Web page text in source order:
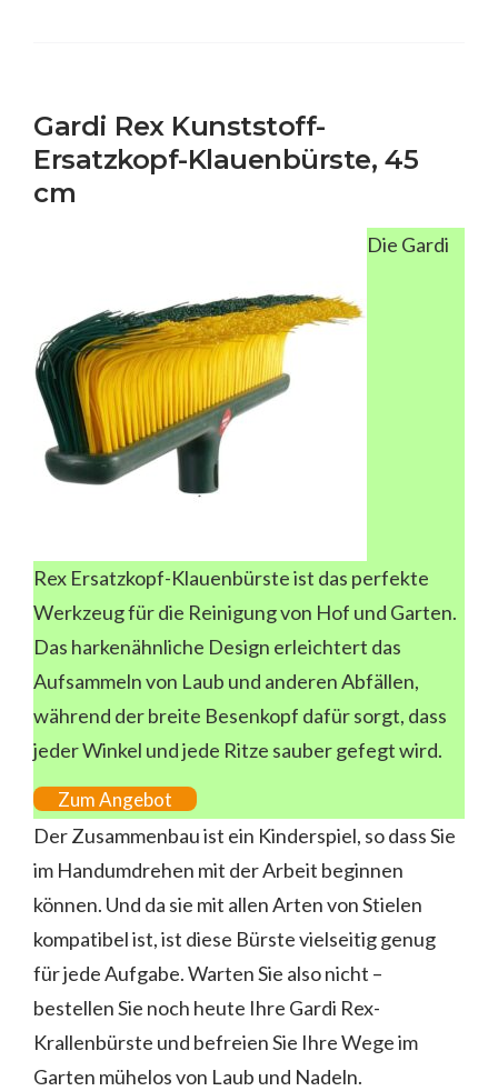
Gardi Rex Kunststoff-
Ersatzkopf-Klauenbürste, 45
cm
Die Gardi
Rex Ersatzkopf-Klauenbürste ist das perfekte
Werkzeug für die Reinigung von Hof und Garten.
Das harkenähnliche Design erleichtert das
Aufsammeln von Laub und anderen Abfällen,
während der breite Besenkopf dafür sorgt, dass
jeder Winkel und jede Ritze sauber gefegt wird.
Zum Angebot
Der Zusammenbau ist ein Kinderspiel, so dass Sie
im Handumdrehen mit der Arbeit beginnen
können. Und da sie mit allen Arten von Stielen
kompatibel ist, ist diese Bürste vielseitig genug
für jede Aufgabe. Warten Sie also nicht –
bestellen Sie noch heute Ihre Gardi Rex-
Krallenbürste und befreien Sie Ihre Wege im
Garten mühelos von Laub und Nadeln.